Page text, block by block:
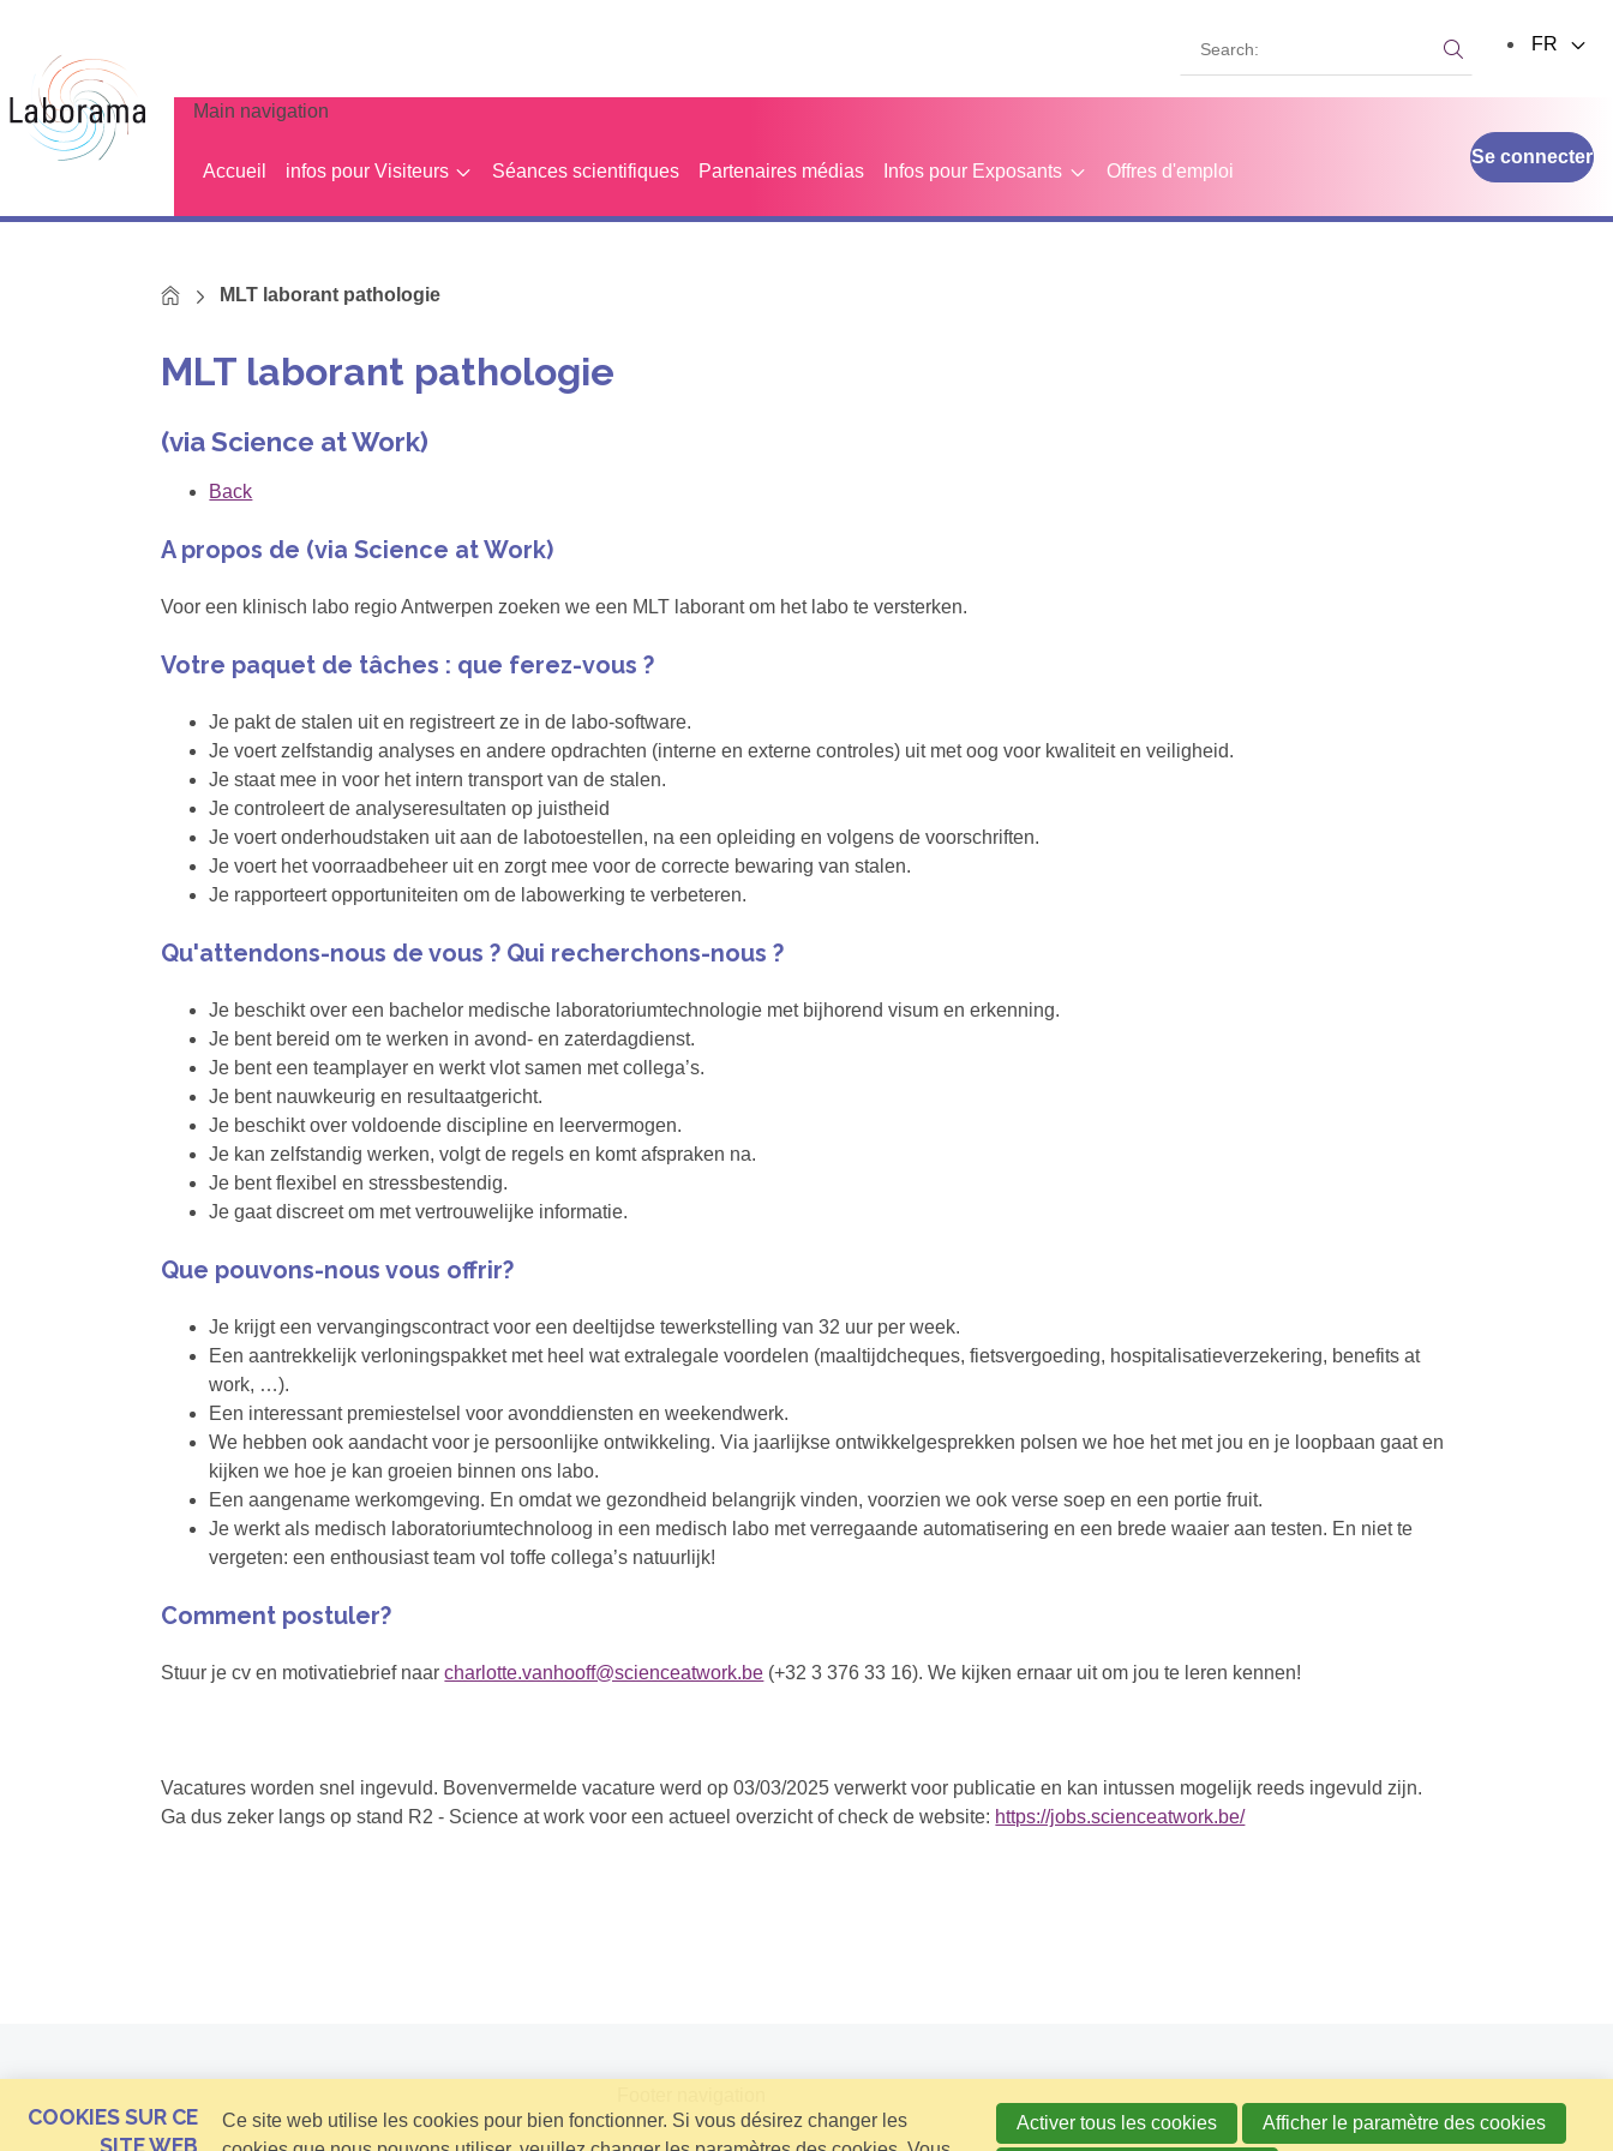
Main navigation
Accueil infos pour Visiteurs Séances scientifiques Partenaires médias Infos pour Exposants Offres d'emploi
Se connecter
Search:
FR
HomeMLT laborant pathologie
MLT laborant pathologie
(via Science at Work)
Back
A propos de (via Science at Work)
Voor een klinisch labo regio Antwerpen zoeken we een MLT laborant om het labo te versterken.
Votre paquet de tâches : que ferez-vous ?
Je pakt de stalen uit en registreert ze in de labo-software.
Je voert zelfstandig analyses en andere opdrachten (interne en externe controles) uit met oog voor kwaliteit en veiligheid.
Je staat mee in voor het intern transport van de stalen.
Je controleert de analyseresultaten op juistheid
Je voert onderhoudstaken uit aan de labotoestellen, na een opleiding en volgens de voorschriften.
Je voert het voorraadbeheer uit en zorgt mee voor de correcte bewaring van stalen.
Je rapporteert opportuniteiten om de labowerking te verbeteren.
Qu'attendons-nous de vous ? Qui recherchons-nous ?
Je beschikt over een bachelor medische laboratoriumtechnologie met bijhorend visum en erkenning.
Je bent bereid om te werken in avond- en zaterdagdienst.
Je bent een teamplayer en werkt vlot samen met collega’s.
Je bent nauwkeurig en resultaatgericht.
Je beschikt over voldoende discipline en leervermogen.
Je kan zelfstandig werken, volgt de regels en komt afspraken na.
Je bent flexibel en stressbestendig.
Je gaat discreet om met vertrouwelijke informatie.
Que pouvons-nous vous offrir?
Je krijgt een vervangingscontract voor een deeltijdse tewerkstelling van 32 uur per week.
Een aantrekkelijk verloningspakket met heel wat extralegale voordelen (maaltijdcheques, fietsvergoeding, hospitalisatieverzekering, benefits at
work, …).
Een interessant premiestelsel voor avonddiensten en weekendwerk.
We hebben ook aandacht voor je persoonlijke ontwikkeling. Via jaarlijkse ontwikkelgesprekken polsen we hoe het met jou en je loopbaan gaat en
kijken we hoe je kan groeien binnen ons labo.
Een aangename werkomgeving. En omdat we gezondheid belangrijk vinden, voorzien we ook verse soep en een portie fruit.
Je werkt als medisch laboratoriumtechnoloog in een medisch labo met verregaande automatisering en een brede waaier aan testen. En niet te
vergeten: een enthousiast team vol toffe collega’s natuurlijk!
Comment postuler?
Stuur je cv en motivatiebrief naarcharlotte.vanhooff@scienceatwork.be (+32 3 376 33 16). We kijken ernaar uit om jou te leren kennen!
Vacatures worden snel ingevuld. Bovenvermelde vacature werd op 03/03/2025 verwerkt voor publicatie en kan intussen mogelijk reeds ingevuld zijn.
Ga dus zeker langs op stand R2 - Science at work voor een actueel overzicht of check de website: https://jobs.scienceatwork.be/
COOKIES SUR CE
SITE WEB
Ce site web utilise les cookies pour bien fonctionner. Si vous désirez changer les
Activer tous les cookies Afficher le paramètre des cookies